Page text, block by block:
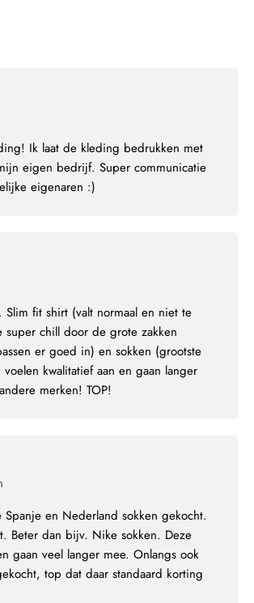
Ik laat de kleding bedrukken met
eigen bedrijf. Super communicatie
eigenaren :)
Slim fit shirt (valt normaal en niet te
super chill door de grote zakken
er goed in) en sokken (grootste
voelen kwalitatief aan en gaan langer
merken! TOP!
Spanje en Nederland sokken gekocht.
Beter dan bijv. Nike sokken. Deze
gaan veel langer mee. Onlangs ook
top dat daar standaard korting